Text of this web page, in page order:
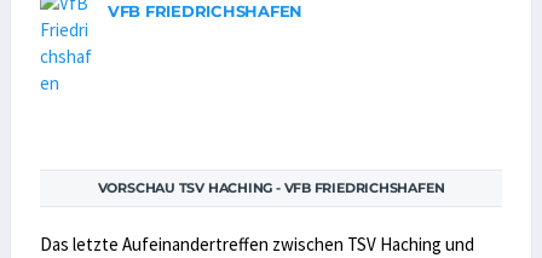
VFB FRIEDRICHSHAFEN
VORSCHAU TSV HACHING - VFB FRIEDRICHSHAFEN
Das letzte Aufeinandertreffen zwischen TSV Haching und